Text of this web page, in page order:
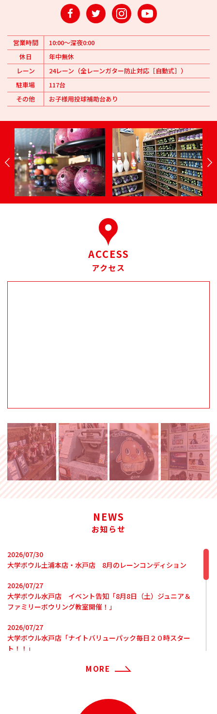
FacebookTwitterInstagramYouTube
営業時間
10:00～深夜0:00
休日
年中無休
レーン
24レーン（全レーンガター防止対応［自動式］）
駐車場
117台
その他
お子様用投球補助台あり
ACCESS
アクセス
NEWS
お知らせ
2026/07/30
大学ボウル土浦本店・水戸店 8月のレーンコンディション
2026/07/27
大学ボウル水戸店 イベント告知「8月8日（土）ジュニア＆
ファミリーボウリング教室開催！」
2026/07/27
大学ボウル水戸店「ナイトバリューパック毎日２０時スター
ト！！」
大学ボウル 水戸店 大学ボウルNEWS2026年8月号公開！
MORE